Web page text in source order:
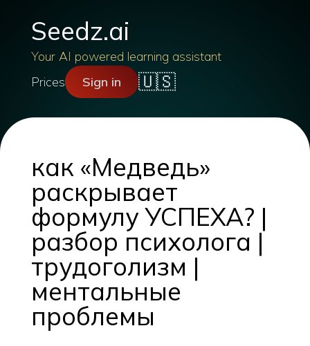
Seedz.ai
Your AI powered learning assistant
Prices
Sign in 🇺🇸
как «Медведь»
раскрывает
формулу УСПЕХА? |
разбор психолога |
трудоголизм |
ментальные
проблемы